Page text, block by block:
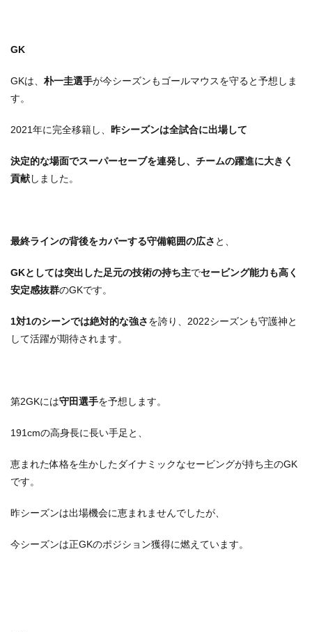
GK
GKは、 朴一圭選手が今シーズンもゴールマウスを守ると予想しま
す。
2021年に完全移籍し、 昨シーズンは全試合に出場して
決定的な場面でスーパーセーブを連発し、チームの躍進に大きく
貢献しました。
最終ラインの背後をカバーする守備範囲の広さ と、
GKとしては突出した足元の技術の持ち主でセービング能力も高く
安定感抜群のGKです。
1対1のシーンでは絶対的な強さを誇り、2022シーズンも守護神と
して活躍が期待されます。
第2GKには守田選手を予想します。
191cmの高身長に長い手足と、
恵まれた体格を生かしたダイナミックなセービングが持ち主のGK
です。
昨シーズンは出場機会に恵まれませんでしたが、
今シーズンは正GKのポジション獲得に燃えています。